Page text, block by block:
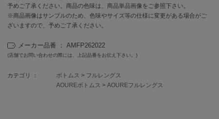
ETRÉ TOKYO
エトレトウキョウ
アイ
予めご了承ください。商品の色味は、商品単品画像をご参照下さい。
※商品画像はサンプルのため、色味やサイズ等の仕様に変更がある場合がご
ざいますので、予めご了承ください。
メーカー品番 ： AMFP262022
(店舗でお問い合わせの際には、上記品番をお伝え下さい。)
カテゴリ ： ボトムス > フルレングス
AOUREボトムス > AOUREフルレングス